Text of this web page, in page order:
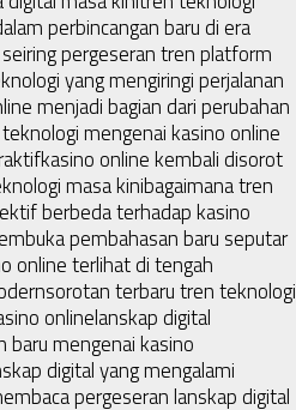
perbincangan baru di era
pergeseran tren platform
yang mengiringi perjalanan
menjadi bagian dari perubahan
mengenai kasino online
kasino online kembali disorot
masa kinibagaimana tren
berbeda terhadap kasino
pembahasan baru seputar
online terlihat di tengah
sorotan terbaru tren teknologi
onlinelanskap digital
baru mengenai kasino
digital yang mengalami
pergeseran lanskap digital